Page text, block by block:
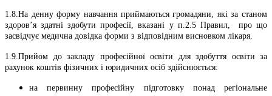
1.8.На денну форму навчання приймаються громадяни, які за станом
здоров’я здатні здобути професії, вказані у п.2.5 Правил, про що
засвідчує медична довідка форми з відповідним висновком лікаря.
1.9.Прийом до закладу професійної освіти для здобуття освіти за
рахунок коштів фізичних і юридичних осіб здійснюється:
на первинну професійну підготовку понад регіональне